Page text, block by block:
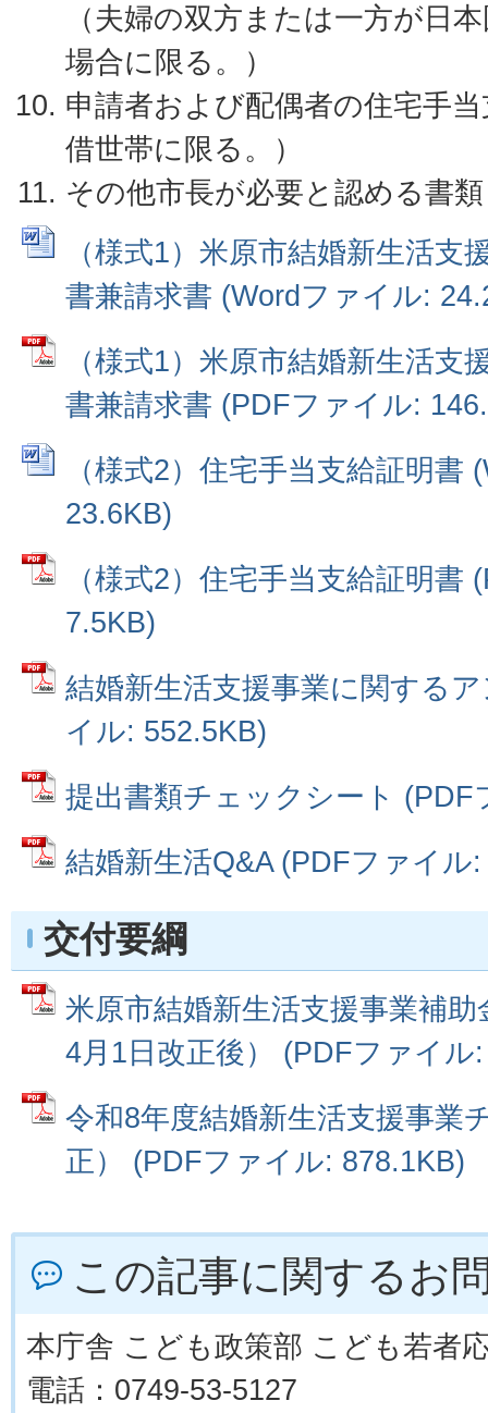
（夫婦の双方または一方が日
場合に限る。）
申請者および配偶者の住宅手
借世帯に限る。）
その他市長が必要と認める書類
（様式1）米原市結婚新生活支
書兼請求書 (Wordファイル:
（様式1）米原市結婚新生活支
書兼請求書 (PDFファイル:
（様式2）住宅手当支給証明書
23.6KB)
（様式2）住宅手当支給証明書
7.5KB)
結婚新生活支援事業に関する
イル: 552.5KB)
提出書類チェックシート (PDF
結婚新生活Q&A (PDFファイル
交付要綱
米原市結婚新生活支援事業補
4月1日改正後） (PDFファイル
令和8年度結婚新生活支援事業
正） (PDFファイル: 878.1KB)
この記事に関するお
本庁舎 こども政策部 こども若者
電話：0749-53-5127